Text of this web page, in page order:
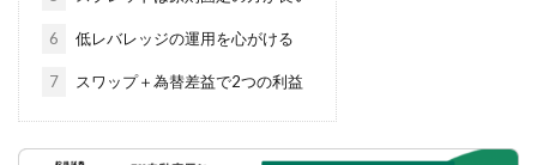
6 低レバレッジの運用を心がける
7 スワップ＋為替差益で2つの利益